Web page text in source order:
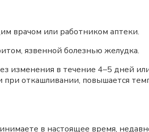
врачом или работником аптеки.
язвенной болезнью желудка.
изменения в течение 4–5 дней
откашливании, повышается
в настоящее время,